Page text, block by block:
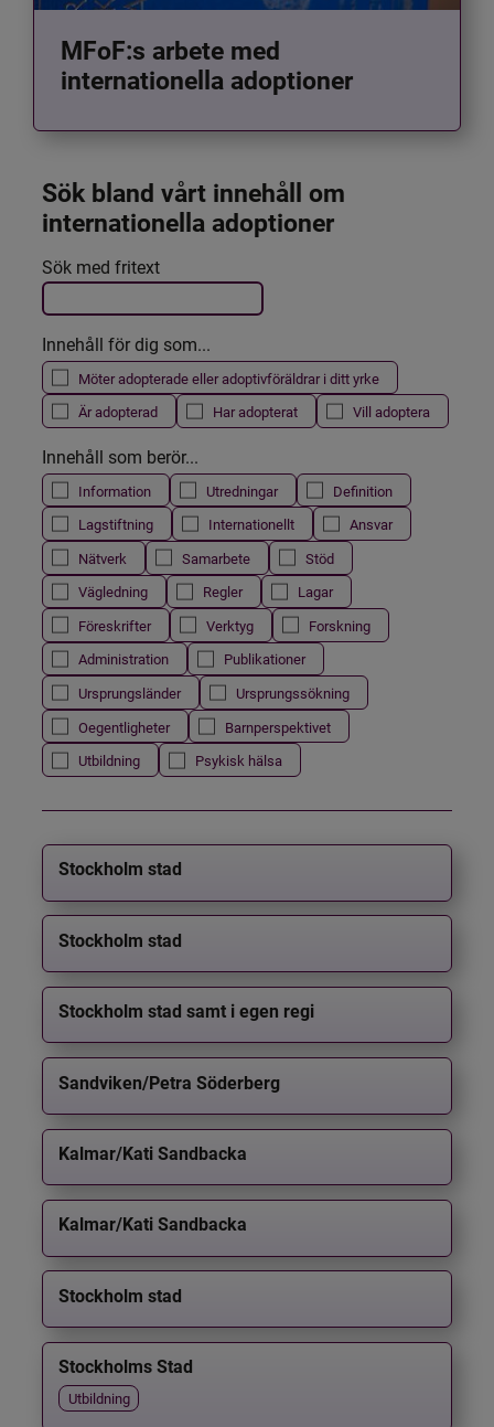
MFoF:s arbete med
internationella adoptioner
Sök bland vårt innehåll om
internationella adoptioner
Filtrera resultatet
Det här formuläret postas automatiskt
Sök med fritext
Innehåll för dig som...
Möter adopterade eller adoptivföräldrar i ditt yrke
Är adopterad
Har adopterat Vill adoptera
Innehåll som berör...
Information Utredningar
Definition
Lagstiftning
Internationellt
Ansvar
Nätverk
Samarbete
Stöd
Vägledning
Regler
Lagar
Föreskrifter
Verktyg
Forskning
Administration
Publikationer
Ursprungsländer
Ursprungssökning
Oegentligheter
Barnperspektivet
Utbildning
Psykisk hälsa
Stockholm stad
Stockholm stad
Stockholm stad samt i egen regi
Sandviken/Petra Söderberg
Kalmar/Kati Sandbacka
Kalmar/Kati Sandbacka
Stockholm stad
Stockholms Stad
Utbildning